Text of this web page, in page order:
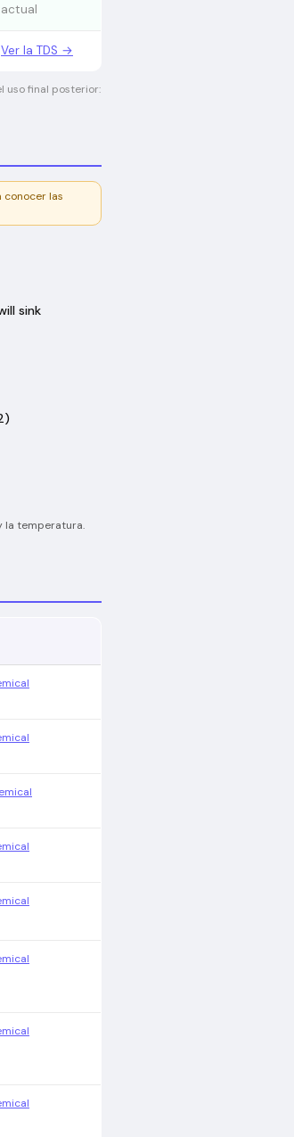
actual
Ver la TDS →
uso final posterior:
conocer las
sink
la temperatura.